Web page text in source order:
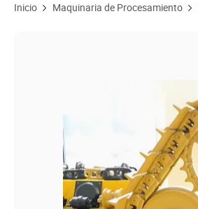
Inicio Maquinaria de Procesamiento